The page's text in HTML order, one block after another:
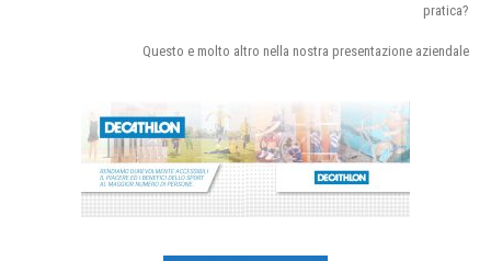
pratica?
Questo e molto altro nella nostra presentazione aziendale